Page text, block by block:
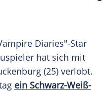
Diaries"-Star
hat sich mit
(25) verlobt.
ein Schwarz-Weiß-